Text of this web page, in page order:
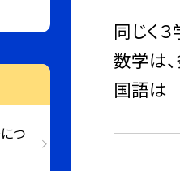
同じく
数学は
国語は
つ